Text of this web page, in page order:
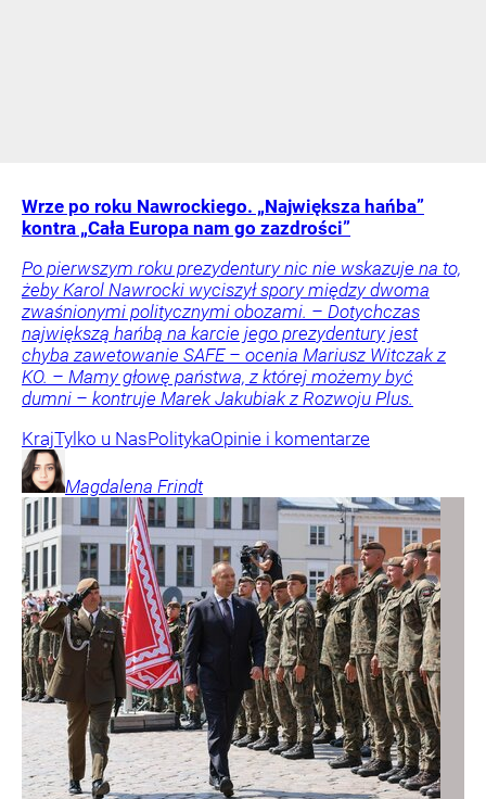
Wrze po roku Nawrockiego. „Największa hańba”
kontra „Cała Europa nam go zazdrości”
Po pierwszym roku prezydentury nic nie wskazuje na to,
żeby Karol Nawrocki wyciszył spory między dwoma
zwaśnionymi politycznymi obozami. – Dotychczas
największą hańbą na karcie jego prezydentury jest
chyba zawetowanie SAFE – ocenia Mariusz Witczak z
KO. – Mamy głowę państwa, z której możemy być
dumni – kontruje Marek Jakubiak z Rozwoju Plus.
KrajTylko u NasPolitykaOpinie i komentarze
Magdalena Frindt